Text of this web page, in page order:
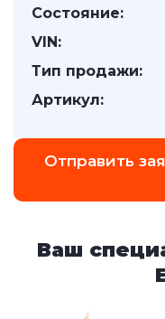
Состояние:
VIN:
Тип продажи:
Артикул:
Отправить
Ваш